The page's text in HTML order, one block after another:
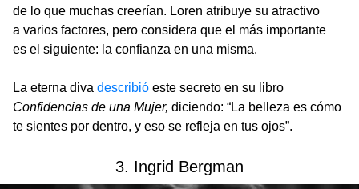
de lo que muchas creerían. Loren atribuye su atractivo
a varios factores, pero considera que el más importante
es el siguiente: la confianza en una misma.
La eterna diva describió este secreto en su libro
Confidencias de una Mujer, diciendo: “La belleza es cómo
te sientes por dentro, y eso se refleja en tus ojos”.
3. Ingrid Bergman